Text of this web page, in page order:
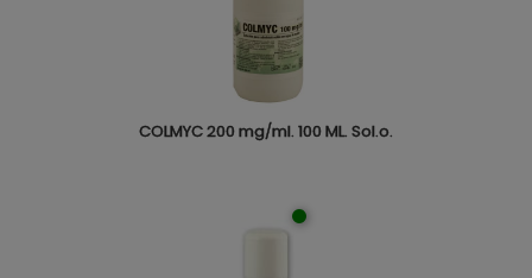
COLMYC 200 mg/ml. 100 ML. Sol.o.